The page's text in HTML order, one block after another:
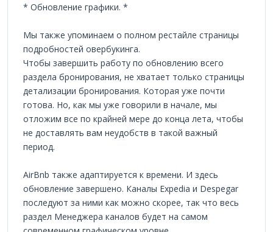
* Обновление графики. *
Мы также упоминаем о полном рестайле страницы
подробностей овербукинга.
Чтобы завершить работу по обновлению всего
раздела бронирования, не хватает только страницы
детализации бронирования. Которая уже почти
готова. Но, как мы уже говорили в начале, мы
отложим все по крайней мере до конца лета, чтобы
не доставлять вам неудобств в такой важный
период.
AirBnb также адаптируется к времени. И здесь
обновление завершено. Каналы Expedia и Despegar
последуют за ними как можно скорее, так что весь
раздел Менеджера каналов будет на самом